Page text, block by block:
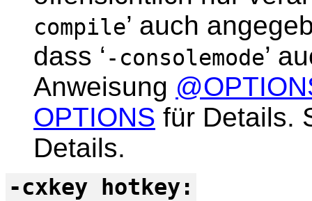
compile’ auch
dass ‘-consolemode’
Anweisung
OPTIONS für Details.
Details.
-cxkey hotkey: